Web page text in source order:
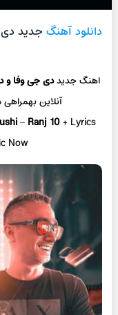
دانلود آهنگ جدید
اهنگ جدیددی جی وفا
آنلاینبهمراهی
–Ranj 10+ Lyrics
Now